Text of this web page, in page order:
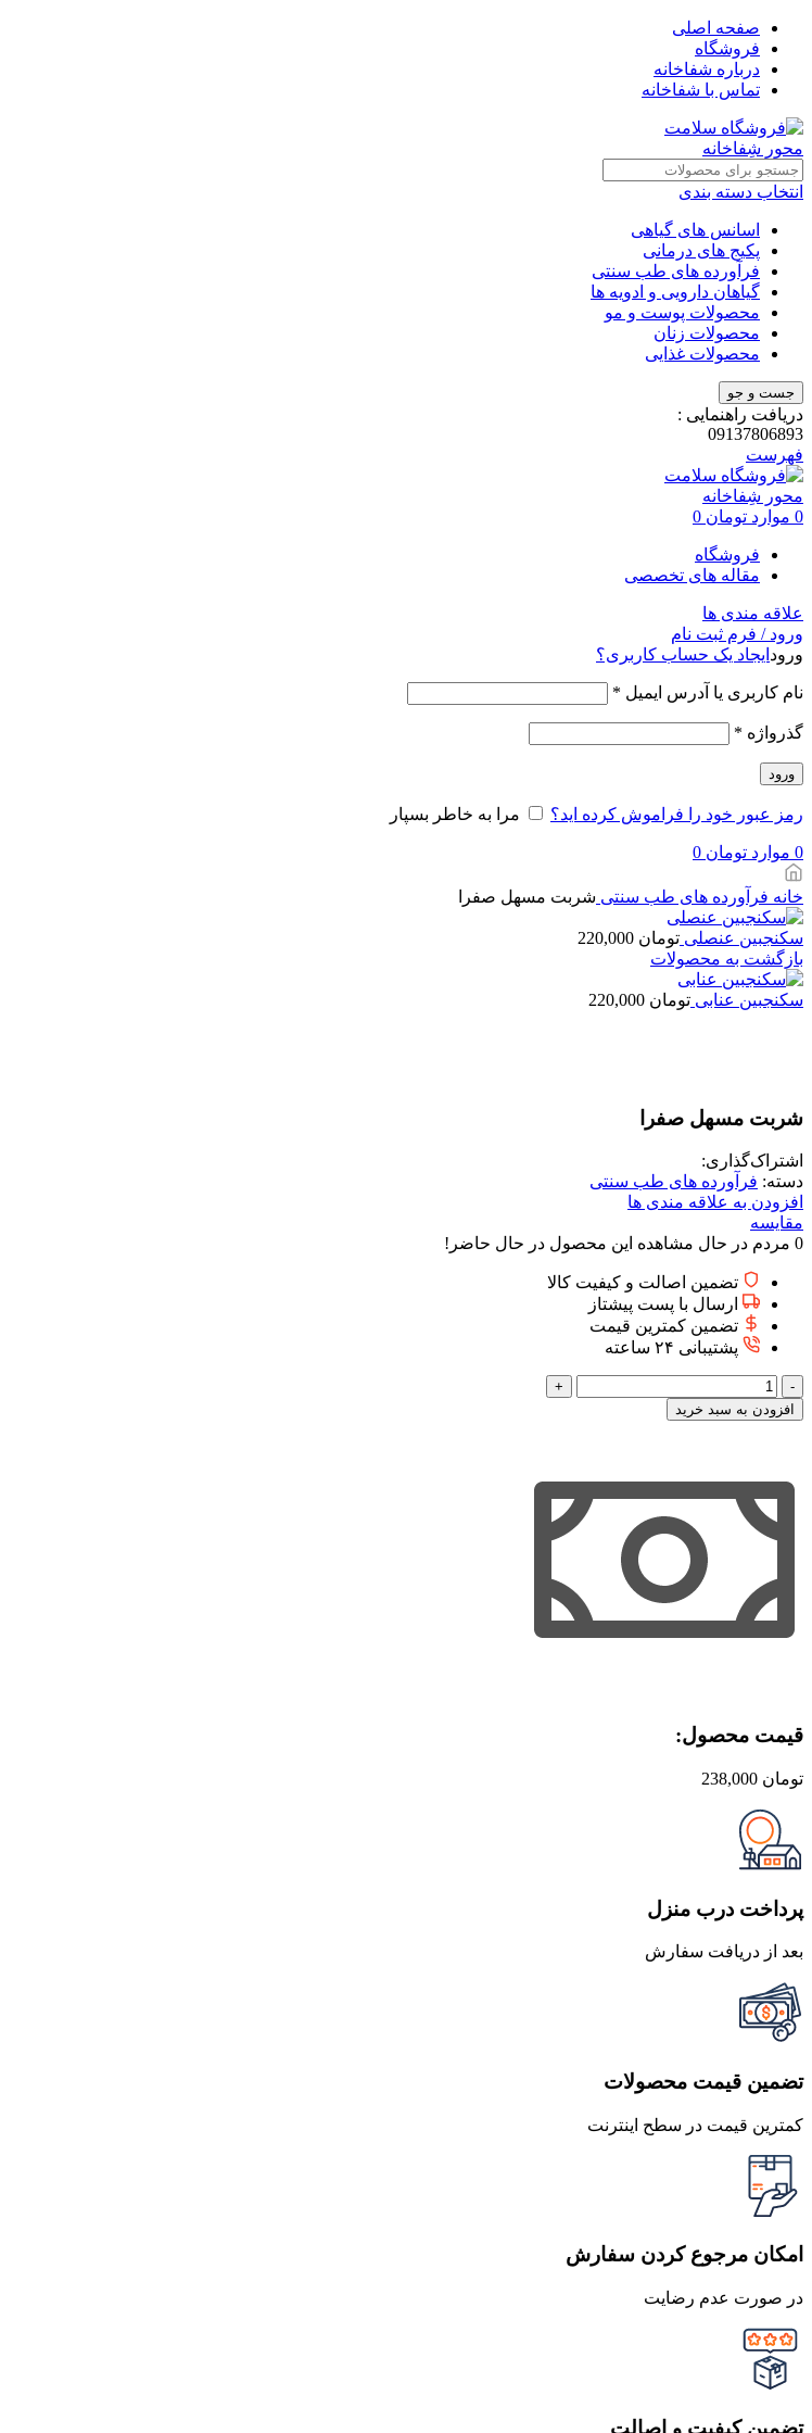
صفحه اصلی
فروشگاه
درباره شفاخانه
تماس با شفاخانه
انتخاب دسته بندی
اسانس های گیاهی
پکیج های درمانی
فرآورده های طب سنتی
گیاهان دارویی و ادویه ها
محصولات پوست و مو
محصولات زنان
محصولات غذایی
جست و جو
دریافت راهنمایی :
09137806893
فهرست
0 موارد تومان
فروشگاه
مقاله های تخصصی
علاقه مندی ها
ورود / فرم ثبت نام
ورود ایجاد یک حساب کاربری؟
نام کاربری یا آدرس ایمیل *
گذرواژه *
ورود
رمز عبور خود را فراموش کرده اید؟ مرا به خاطر بسپار
0 موارد تومان
خانه فرآورده های طب سنتی شربت مسهل صفرا
سکنجبین عنصلی تومان
بازگشت به محصولات
سکنجبین عنابی تومان
شربت مسهل صفرا
اشتراک‌گذاری:
دسته: فرآورده های طب سنتی
افزودن به علاقه مندی ها
مقایسه
0 مردم در حال مشاهده این محصول در حال حاضر!
تضمین اصالت و کیفیت کالا
ارسال با پست پیشتاز
تضمین کمترین قیمت
پشتیبانی ۲۴ ساعته
شربت
مسهل
صفرا
افزودن به سبد خرید
قیمت محصول:​
تومان
پرداخت درب منزل
بعد از دریافت سفارش
تضمین قیمت محصولات
کمترین قیمت در سطح اینترنت
امکان مرجوع کردن سفارش
در صورت عدم رضایت
تضمین کیفیت و اصالت